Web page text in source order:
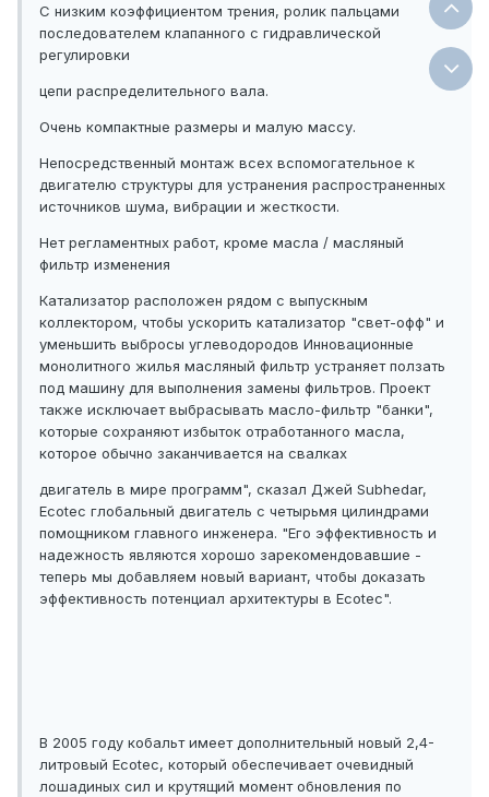
С низким коэффициентом трения, ролик пальцами
последователем клапанного с гидравлической
регулировки
цепи распределительного вала.
Очень компактные размеры и малую массу.
Непосредственный монтаж всех вспомогательное к
двигателю структуры для устранения распространенных
источников шума, вибрации и жесткости.
Нет регламентных работ, кроме масла / масляный
фильтр изменения
Катализатор расположен рядом с выпускным
коллектором, чтобы ускорить катализатор "свет-офф" и
уменьшить выбросы углеводородов Инновационные
монолитного жилья масляный фильтр устраняет ползать
под машину для выполнения замены фильтров. Проект
также исключает выбрасывать масло-фильтр "банки",
которые сохраняют избыток отработанного масла,
которое обычно заканчивается на свалках
двигатель в мире программ", сказал Джей Subhedar,
Ecotec глобальный двигатель с четырьмя цилиндрами
помощником главного инженера. "Его эффективность и
надежность являются хорошо зарекомендовавшие -
теперь мы добавляем новый вариант, чтобы доказать
эффективность потенциал архитектуры в Ecotec".
В 2005 году кобальт имеет дополнительный новый 2,4-
литровый Ecotec, который обеспечивает очевидный
лошадиных сил и крутящий момент обновления по